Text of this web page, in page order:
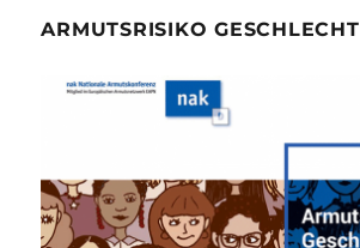
ARMUTSRISIKO GESCHLECHT